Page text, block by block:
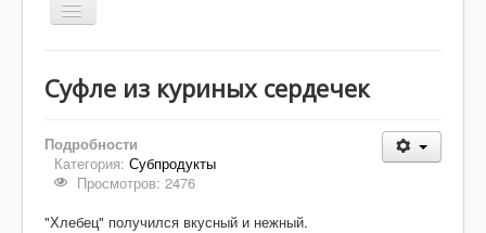
Включить/
выключить
Выпечка
Супы
Соусы, заправки
Суфле из куриных сердечек
Подробности
Категория: Субпродукты
Просмотров: 2476
"Хлебец" получился вкусный и нежный.